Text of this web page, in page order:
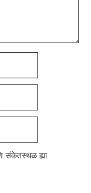
संकेतस्थळ ह्या